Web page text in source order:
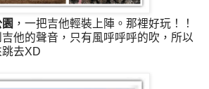
，一把吉他輕裝上陣。那裡好玩！！
他的聲音，只有風呼呼呼的吹，所以
去XD